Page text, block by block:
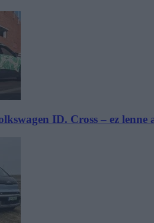
ID. Cross – ez lenne